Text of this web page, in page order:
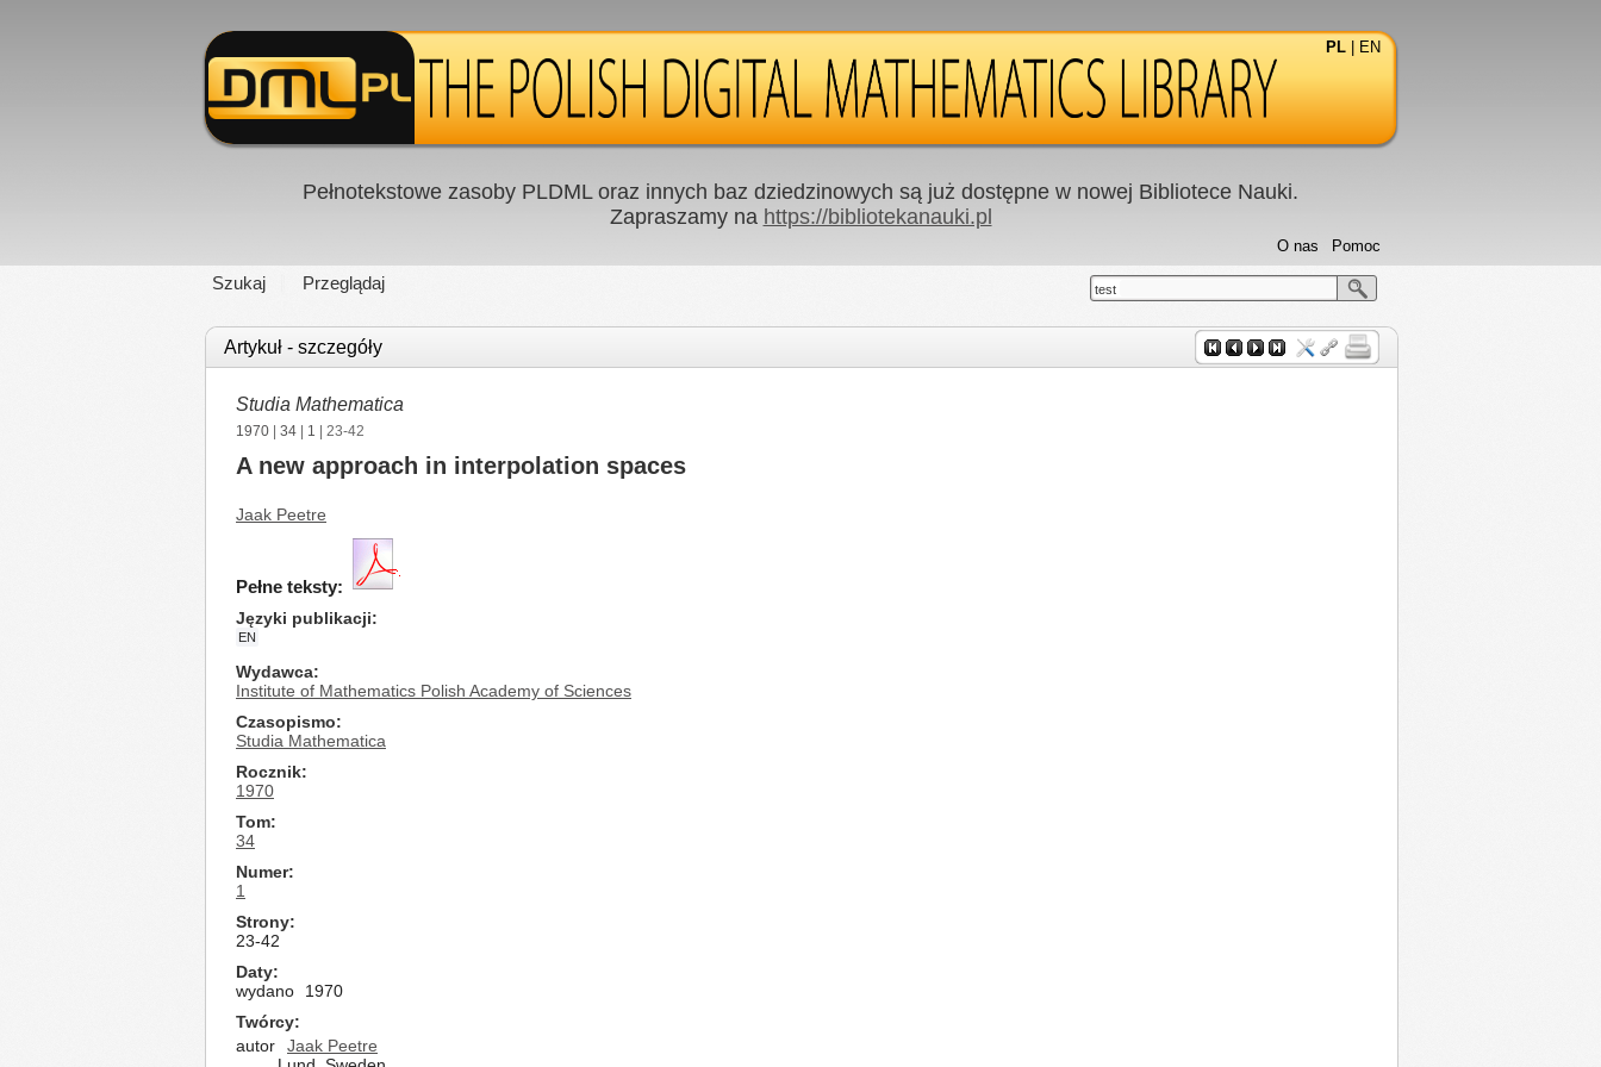
PL EN
Pełnotekstowe zasoby PLDML oraz innych baz dziedzinowych są już dostępne w nowej Bibliotece Nauki.
Zapraszamy na https://bibliotekanauki.pl
Szukaj Przeglądaj
Pomoc
O nas
test
Artykuł - szczegóły
Studia Mathematica
1970 34 1 | 23-42
A new approach in interpolation spaces
Jaak Peetre
Pełne teksty:
Języki publikacji
EN
Wydawca
Institute of Mathematics Polish Academy of Sciences
Czasopismo
Studia Mathematica
Rocznik
1970
Tom
34
Numer
1
Strony
23-42
Daty
wydano
1970
Twórcy
autor
Jaak Peetre